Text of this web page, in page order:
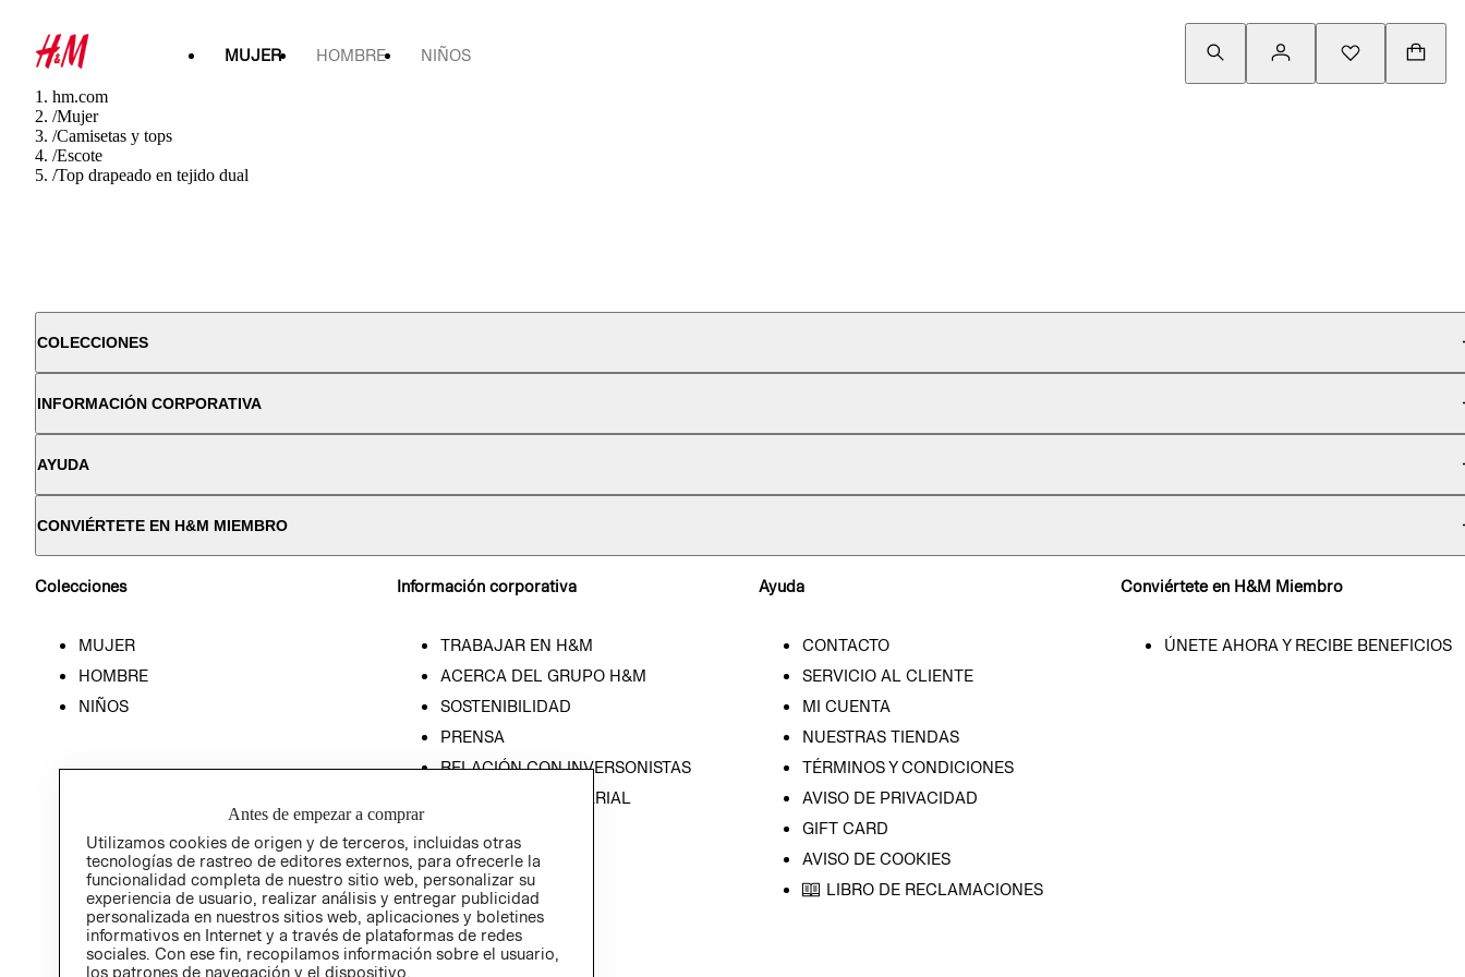
MUJER HOMBRE NIÑOS
hm.com
/Mujer
/Camisetas y tops
/Escote
/Top drapeado en tejido dual
COLECCIONES
INFORMACIÓN CORPORATIVA
AYUDA
CONVIÉRTETE EN H&M MIEMBRO
Colecciones
MUJER
HOMBRE
NIÑOS
Información corporativa
TRABAJAR EN H&M
ACERCA DEL GRUPO H&M
SOSTENIBILIDAD
PRENSA
RELACIÓN CON INVERSONISTAS
POLÍTICA EMPRESARIAL
Ayuda
CONTACTO
SERVICIO AL CLIENTE
MI CUENTA
NUESTRAS TIENDAS
TÉRMINOS Y CONDICIONES
AVISO DE PRIVACIDAD
GIFT CARD
AVISO DE COOKIES
LIBRO DE RECLAMACIONES
Conviértete en H&M Miembro
ÚNETE AHORA Y RECIBE BENEFICIOS
Antes de empezar a comprar
Utilizamos cookies de origen y de terceros, incluidas otras
tecnologías de rastreo de editores externos, para ofrecerle la
funcionalidad completa de nuestro sitio web, personalizar su
experiencia de usuario, realizar análisis y entregar publicidad
personalizada en nuestros sitios web, aplicaciones y boletines
informativos en Internet y a través de plataformas de redes
sociales. Con ese fin, recopilamos información sobre el usuario,
los patrones de navegación y el dispositivo.